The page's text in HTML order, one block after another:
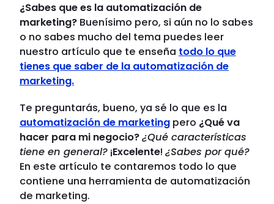
¿Sabes que es la automatización de
marketing? Buenísimo pero, si aún no lo sabes
o no sabes mucho del tema puedes leer
nuestro artículo que te enseña todo lo que
tienes que saber de la automatización de
marketing.
Te preguntarás, bueno, ya sé lo que es la
automatización de marketing pero ¿Qué va
hacer para mi negocio?¿Qué características
tiene en general? ¡Excelente! ¿Sabes por qué?
En este artículo te contaremos todo lo que
contiene una herramienta de automatización
de marketing.